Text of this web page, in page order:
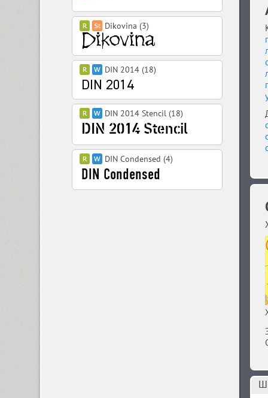
Dikovina (3)
DIN 2014 (18)
DIN 2014 Stencil (18)
DIN Condensed (4)